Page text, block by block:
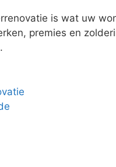
is wat uw
premies en